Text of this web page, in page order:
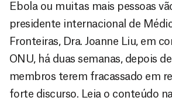
Ebola ou muitas mais pessoas
presidente internacional de
Fronteiras, Dra. Joanne Liu, em
ONU, há duas semanas, depois
membros terem fracassado em
forte discurso. Leia o conteúdo